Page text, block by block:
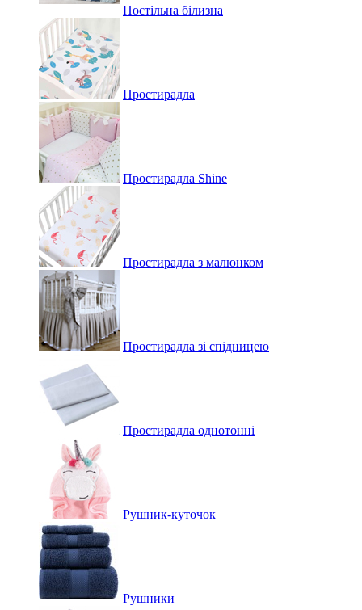
Постільна білизна
Простирадла
Простирадла Shine
Простирадла з малюнком
Простирадла зі спідницею
Простирадла однотонні
Рушник-куточок
Рушники